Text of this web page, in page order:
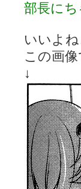
部長に
いいよ
この画
↓